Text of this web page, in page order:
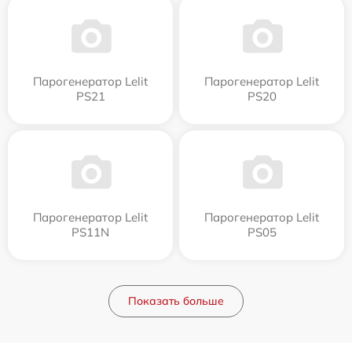
Парогенератор Lelit
PS21
Парогенератор Lelit
PS20
Парогенератор Lelit
PS11N
Парогенератор Lelit
PS05
Показать больше